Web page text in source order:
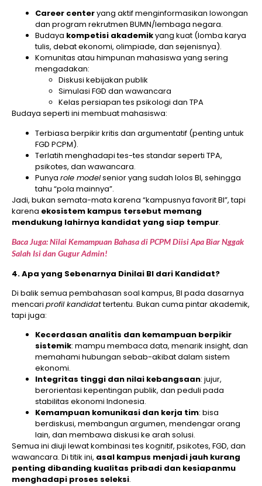
Career centeryang aktif menginformasikan lowongan
dan program rekrutmen BUMN/lembaga negara.
Budaya kompetisi akademikyang kuat (lomba karya
tulis, debat ekonomi, olimpiade, dan sejenisnya).
Komunitas atau himpunan mahasiswa yang sering
mengadakan:
Diskusi kebijakan publik
Simulasi FGD dan wawancara
Kelas persiapan tes psikologi dan TPA
Budaya seperti ini membuat mahasiswa:
Terbiasa berpikir kritis dan argumentatif (penting untuk
FGD PCPM).
Terlatih menghadapi tes-tes standar seperti TPA,
psikotes, dan wawancara.
Punya role modelsenior yang sudah lolos BI, sehingga
tahu “pola mainnya”.
Jadi, bukan semata-mata karena “kampusnya favorit BI”, tapi
karena ekosistem kampus tersebut memang
mendukung lahirnya kandidat yang siap tempur.
Baca Juga: Nilai Kemampuan Bahasa di PCPM Diisi Apa Biar Nggak
Salah Isi dan Gugur Admin!
4. Apa yang Sebenarnya Dinilai BI dari Kandidat?
Di balik semua pembahasan soal kampus, BI pada dasarnya
mencari profil kandidattertentu. Bukan cuma pintar akademik,
tapi juga:
Kecerdasan analitis dan kemampuan berpikir
sistemik: mampu membaca data, menarik insight, dan
memahami hubungan sebab-akibat dalam sistem
ekonomi.
Integritas tinggi dan nilai kebangsaan: jujur,
berorientasi kepentingan publik, dan peduli pada
stabilitas ekonomi Indonesia.
Kemampuan komunikasi dan kerja tim: bisa
berdiskusi, membangun argumen, mendengar orang
lain, dan membawa diskusi ke arah solusi.
Semua ini diuji lewat kombinasi tes kognitif, psikotes, FGD, dan
wawancara. Di titik ini, asal kampus menjadi jauh kurang
penting dibanding kualitas pribadi dan kesiapanmu
menghadapi proses seleksi.